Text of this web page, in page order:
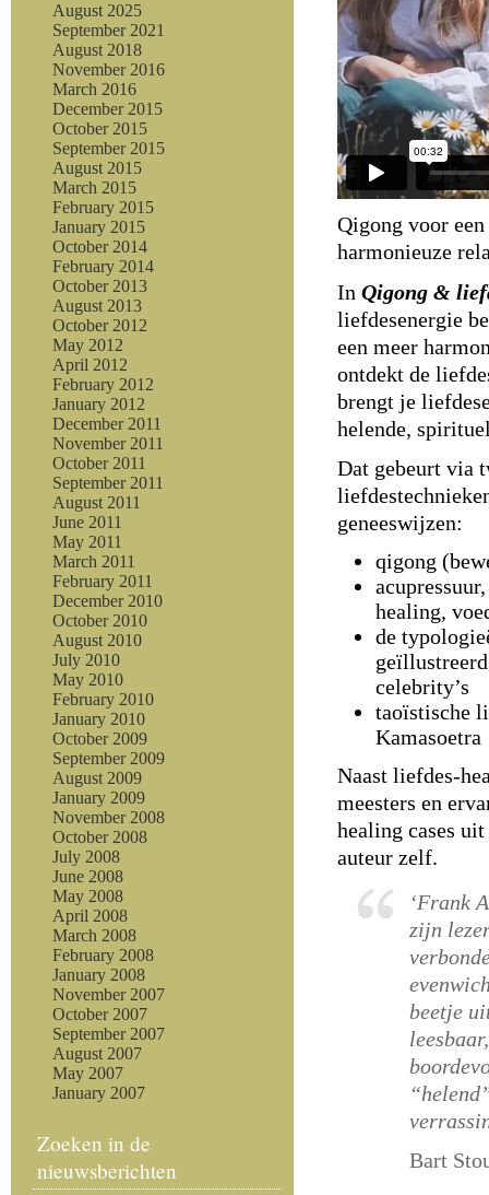
August 2025
September 2021
August 2018
November 2016
March 2016
December 2015
October 2015
September 2015
August 2015
March 2015
February 2015
January 2015
October 2014
February 2014
October 2013
August 2013
October 2012
May 2012
April 2012
February 2012
January 2012
December 2011
November 2011
October 2011
September 2011
August 2011
June 2011
May 2011
March 2011
February 2011
December 2010
October 2010
August 2010
July 2010
May 2010
February 2010
January 2010
October 2009
September 2009
August 2009
January 2009
November 2008
October 2008
July 2008
June 2008
May 2008
April 2008
March 2008
February 2008
January 2008
November 2007
October 2007
September 2007
August 2007
May 2007
January 2007
Zoeken in de
nieuwsberichten
Qigong voor
harmonieuze
In Qigong &
liefdesenergie
een meer
ontdekt de
brengt je
helende,
Dat gebeurt via
geneeswijzen:
qigong
healing,
de
celebrity’s
taoïstische
Kamasoetra
Naast liefdes-
meesters en
healing cases
auteur zelf.
‘Frank
zijn
beetje
Bart